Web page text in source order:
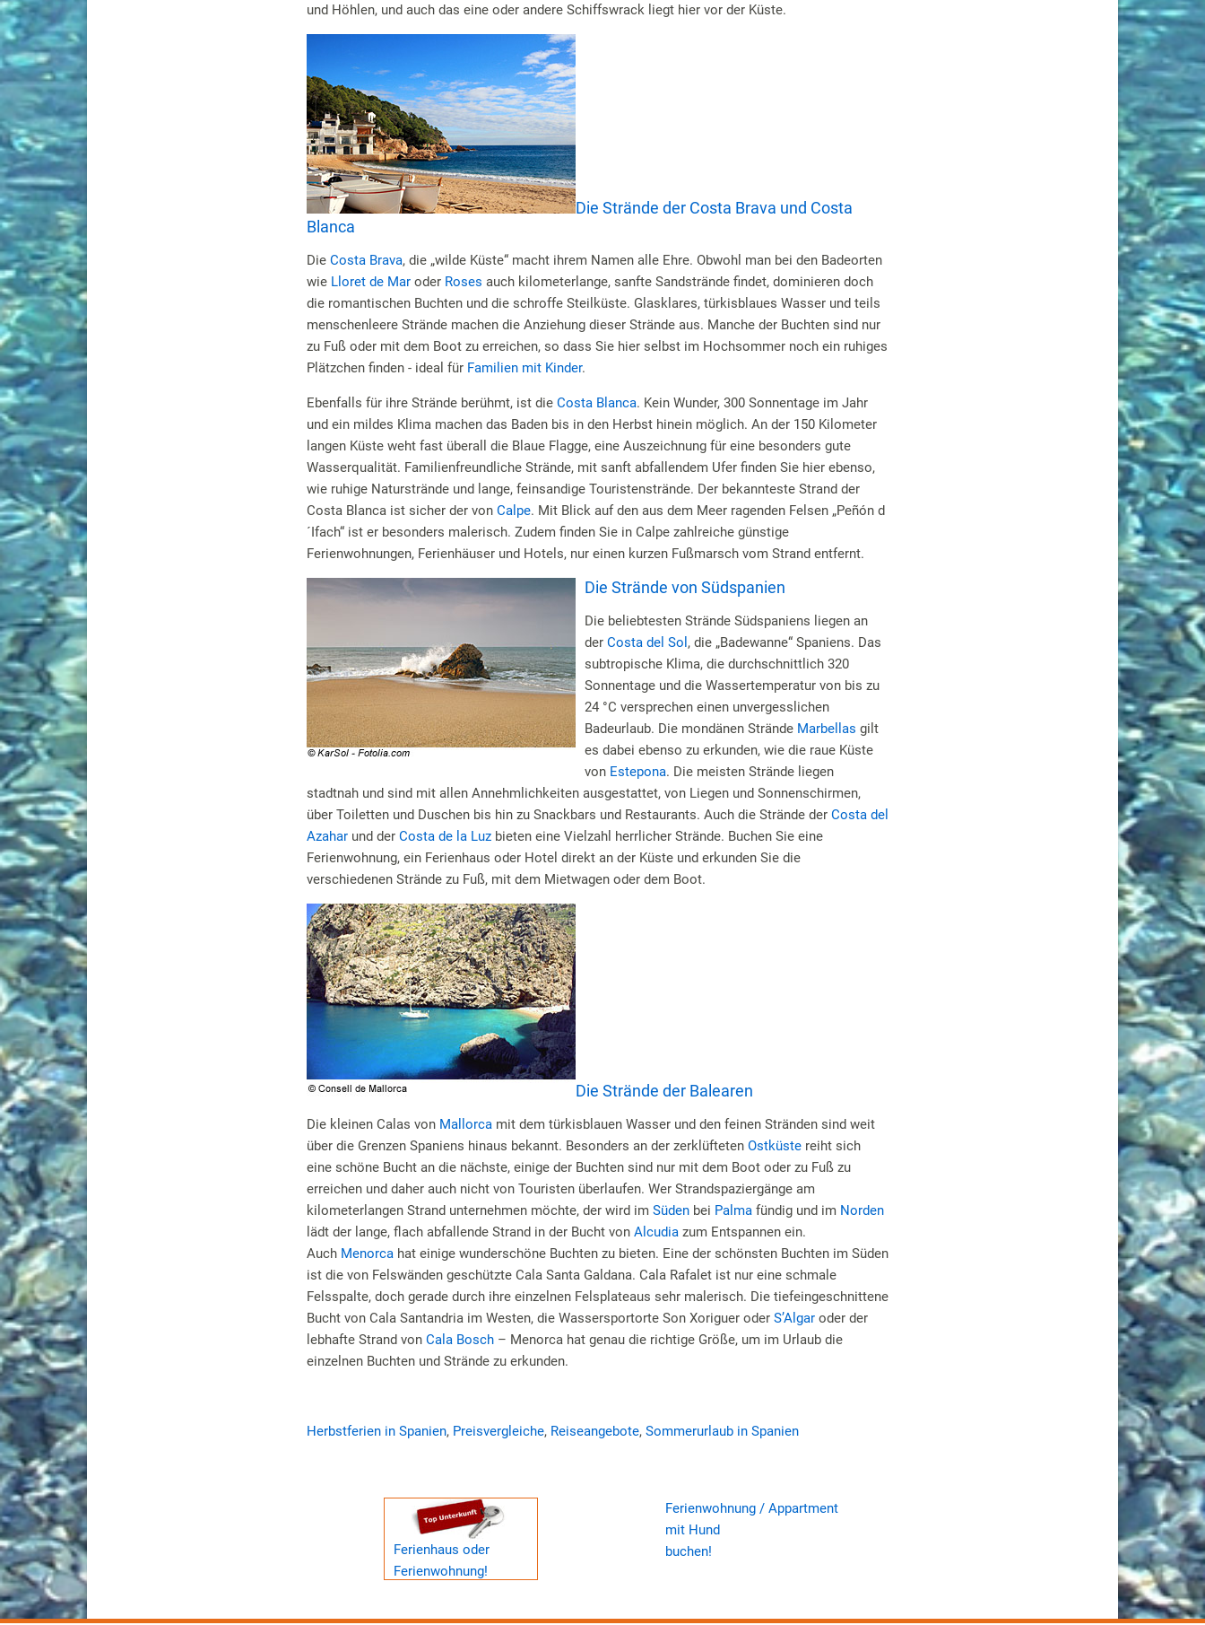
und Höhlen, und auch das eine oder andere Schiffswrack liegt hier vor der Küste.
Die Strände der Costa Brava und Costa
Blanca
Die Costa Brava, die „wilde Küste“ macht ihrem Namen alle Ehre. Obwohl man bei den Badeorten
wie Lloret de Mar oder Roses auch kilometerlange, sanfte Sandstrände findet, dominieren doch
die romantischen Buchten und die schroffe Steilküste. Glasklares, türkisblaues Wasser und teils
menschenleere Strände machen die Anziehung dieser Strände aus. Manche der Buchten sind nur
zu Fuß oder mit dem Boot zu erreichen, so dass Sie hier selbst im Hochsommer noch ein ruhiges
Plätzchen finden - ideal für Familien mit Kinder.
Ebenfalls für ihre Strände berühmt, ist die Costa Blanca. Kein Wunder, 300 Sonnentage im Jahr
und ein mildes Klima machen das Baden bis in den Herbst hinein möglich. An der 150 Kilometer
langen Küste weht fast überall die Blaue Flagge, eine Auszeichnung für eine besonders gute
Wasserqualität. Familienfreundliche Strände, mit sanft abfallendem Ufer finden Sie hier ebenso,
wie ruhige Naturstrände und lange, feinsandige Touristenstrände. Der bekannteste Strand der
Costa Blanca ist sicher der von Calpe. Mit Blick auf den aus dem Meer ragenden Felsen „Peñón d
´Ifach“ ist er besonders malerisch. Zudem finden Sie in Calpe zahlreiche günstige
Ferienwohnungen, Ferienhäuser und Hotels, nur einen kurzen Fußmarsch vom Strand entfernt.
Die Strände von Südspanien
Die beliebtesten Strände Südspaniens liegen an
der Costa del Sol , die „Badewanne“ Spaniens. Das
subtropische Klima, die durchschnittlich 320
Sonnentage und die Wassertemperatur von bis zu
24 °C versprechen einen unvergesslichen
Badeurlaub. Die mondänen Strände Marbellas gilt
es dabei ebenso zu erkunden, wie die raue Küste
von Estepona. Die meisten Strände liegen
stadtnah und sind mit allen Annehmlichkeiten ausgestattet, von Liegen und Sonnenschirmen,
über Toiletten und Duschen bis hin zu Snackbars und Restaurants. Auch die Strände der Costa del
Azahar und der Costa de la Luz bieten eine Vielzahl herrlicher Strände. Buchen Sie eine
Ferienwohnung, ein Ferienhaus oder Hotel direkt an der Küste und erkunden Sie die
verschiedenen Strände zu Fuß, mit dem Mietwagen oder dem Boot.
Die Strände der Balearen
Die kleinen Calas von Mallorca mit dem türkisblauen Wasser und den feinen Stränden sind weit
über die Grenzen Spaniens hinaus bekannt. Besonders an der zerklüfteten Ostküste reiht sich
eine schöne Bucht an die nächste, einige der Buchten sind nur mit dem Boot oder zu Fuß zu
erreichen und daher auch nicht von Touristen überlaufen. Wer Strandspaziergänge am
kilometerlangen Strand unternehmen möchte, der wird im Süden bei Palma fündig und im Norden
lädt der lange, flach abfallende Strand in der Bucht von Alcudia zum Entspannen ein.
Auch Menorca hat einige wunderschöne Buchten zu bieten. Eine der schönsten Buchten im Süden
ist die von Felswänden geschützte Cala Santa Galdana. Cala Rafalet ist nur eine schmale
Felsspalte, doch gerade durch ihre einzelnen Felsplateaus sehr malerisch. Die tiefeingeschnittene
Bucht von Cala Santandria im Westen, die Wassersportorte Son Xoriguer oder S’Algar oder der
lebhafte Strand von Cala Bosch – Menorca hat genau die richtige Größe, um im Urlaub die
einzelnen Buchten und Strände zu erkunden.
Herbstferien in Spanien, Preisvergleiche, Reiseangebote, Sommerurlaub in Spanien
Ferienhaus oder
Ferienwohnung!
Ferienwohnung / Appartment
mit Hund
buchen!